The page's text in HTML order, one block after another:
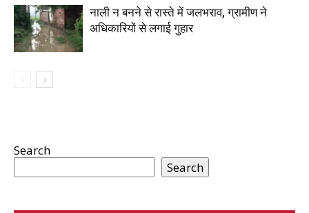
नाली न बनने से रास्ते में जलभराव, ग्रामीण ने
अधिकारियों से लगाई गुहार
Search
Search